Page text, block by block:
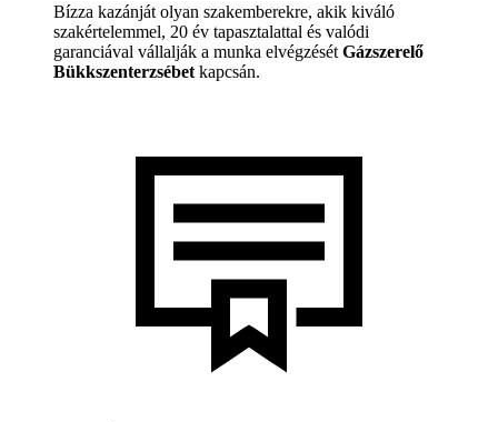
Bízza kazánját olyan szakemberekre, akik kiváló
szakértelemmel, 20 év tapasztalattal és valódi
garanciával vállalják a munka elvégzését Gázszerelő
Bükkszenterzsébet kapcsán.